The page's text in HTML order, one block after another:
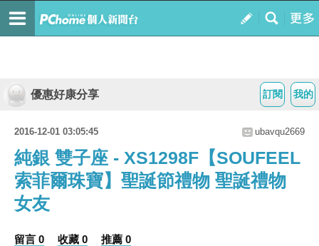
我的
訂閱
優惠好康分享
2016-12-01 03:05:45 ubavqu2669
純銀 雙子座 - XS1298F【SOUFEEL
索菲爾珠寶】聖誕節禮物 聖誕禮物
女友
留言 0 收藏 0 推薦 0